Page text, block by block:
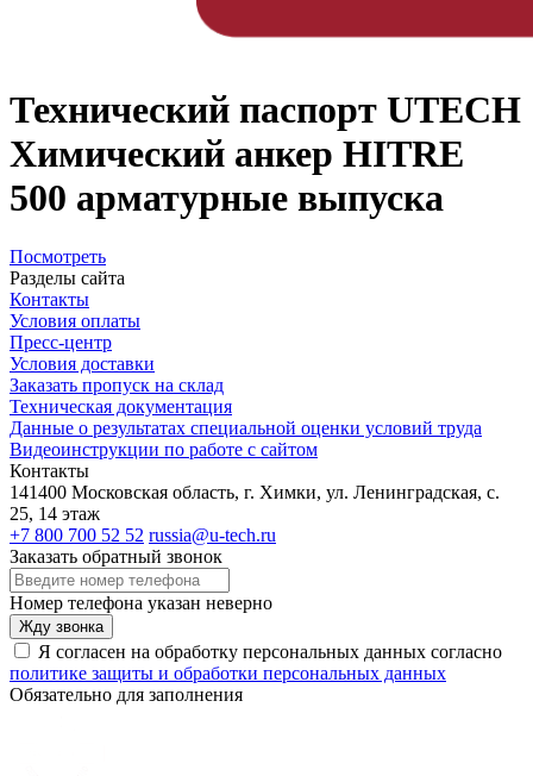
Технический паспорт UTECH
Химический анкер HITRE
500 арматурные выпуска
Посмотреть
Разделы сайта
Контакты
Условия оплаты
Пресс-центр
Условия доставки
Заказать пропуск на склад
Техническая документация
Данные о результатах специальной оценки условий труда
Видеоинструкции по работе с сайтом
Контакты
141400 Московская область, г. Химки, ул. Ленинградская, с.
25, 14 этаж
+7 800 700 52 52 russia@u-tech.ru
Заказать обратный звонок
Номер телефона указан неверно
Жду звонка
Я согласен на обработку персональных данных согласно
политике защиты и обработки персональных данных
Обязательно для заполнения